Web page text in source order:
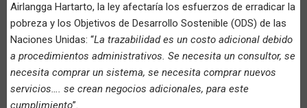
Airlangga Hartarto, la ley afectaría los esfuerzos de erradicar la
pobreza y los Objetivos de Desarrollo Sostenible (ODS) de las
Naciones Unidas: “La trazabilidad es un costo adicional debido
a procedimientos administrativos. Se necesita un consultor, se
necesita comprar un sistema, se necesita comprar nuevos
servicios…. se crean negocios adicionales, para este
cumplimiento”.